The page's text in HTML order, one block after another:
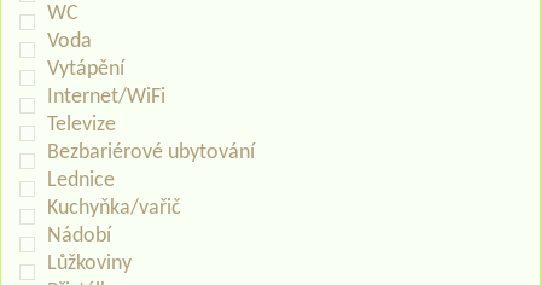
WC
Voda
Vytápění
Internet/WiFi
Televize
Bezbariérové ubytování
Lednice
Kuchyňka/vařič
Nádobí
Lůžkoviny